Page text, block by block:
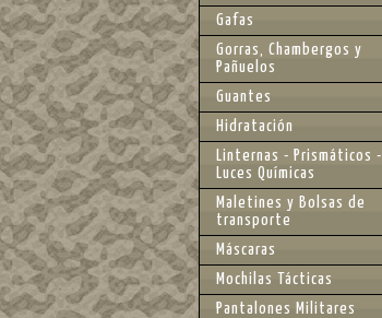
Gafas
Gorras, Chambergos y
Pañuelos
Guantes
Hidratación
Linternas - Prismáticos -
Luces Químicas
Maletines y Bolsas de
transporte
Máscaras
Mochilas Tácticas
Pantalones Militares